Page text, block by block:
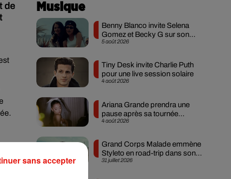
de
Musique
5 août 2026
Benny Blanco invite Selena
Gomez et Becky G sur son
nouveau single
4 août 2026
Tiny Desk invite Charlie Puth
pour une live session solaire
4 août 2026
Ariana Grande prendra une
pause après sa tournée
mondiale
31 juillet 2026
Grand Corps Malade emmène
Styleto en road-trip dans son
nouveau clip
sans accepter